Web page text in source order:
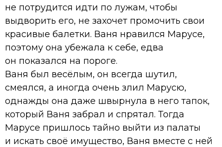
не потрудится идти по лужам, чтобы
выдворить его, не захочет промочить свои
красивые балетки. Ваня нравился Марусе,
поэтому она убежала к себе, едва
он показался на пороге.
Ваня был весёлым, он всегда шутил,
смеялся, а иногда очень злил Марусю,
однажды она даже швырнула в него тапок,
который Ваня забрал и спрятал. Тогда
Марусе пришлось тайно выйти из палаты
и искать своё имущество, Ваня вместе с ней